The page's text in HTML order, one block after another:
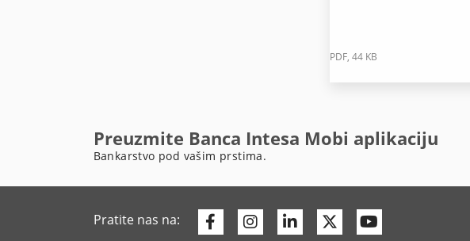
PDF, 44 KB
Preuzmite Banca Intesa Mobi aplikaciju
Bankarstvo pod vašim prstima.
Pratite nas na: FacebookInstagram
LinkedinTwitter